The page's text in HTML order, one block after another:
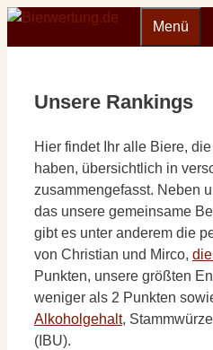
Zum
Menü
Unsere Rankings
Hier findet Ihr alle Biere,
haben, übersichtlich in
zusammengefasst. Neben
das unsere gemeinsame
gibt es unter anderem die
von Christian und Mirco,
Punkten, unsere größten
weniger als 2 Punkten
Alkoholgehalt,
(IBU).